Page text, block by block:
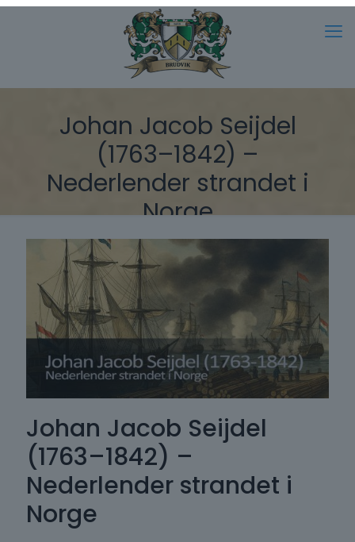
Johan Jacob Seijdel
(1763–1842) –
Nederlender strandet i
Norge
Johan Jacob Seijdel
(1763–1842) –
Nederlender strandet i
Norge